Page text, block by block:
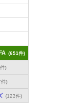
(651件)
)
)
(123件)